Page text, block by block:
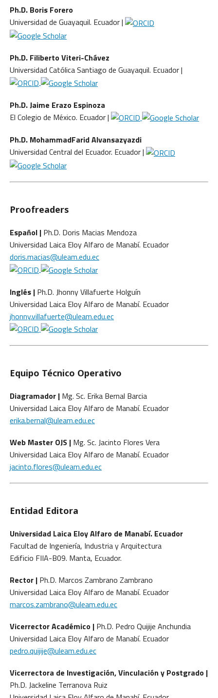
Ph.D. Boris Forero
Universidad de Guayaquil. Ecuador |
Ph.D. Filiberto Viteri-Chávez
Universidad Católica Santiago de Guayaquil. Ecuador |
Ph.D. Jaime Erazo Espinoza
El Colegio de México. Ecuador |
Ph.D. MohammadFarid Alvansazyazdi
Universidad Central del Ecuador. Ecuador |
Proofreaders
Español | Ph.D. Doris Macias Mendoza
Universidad Laica Eloy Alfaro de Manabí. Ecuador
doris.macias@uleam.edu.ec
Inglés | Ph.D. Jhonny Villafuerte Holguín
Universidad Laica Eloy Alfaro de Manabí. Ecuador
jhonny.villafuerte@uleam.edu.ec
Equipo Técnico Operativo
Diagramador | Mg. Sc. Erika Bernal Barcia
Universidad Laica Eloy Alfaro de Manabí. Ecuador
erika.bernal@uleam.edu.ec
Web Master OJS | Mg. Sc. Jacinto Flores Vera
Universidad Laica Eloy Alfaro de Manabí. Ecuador
jacinto.flores@uleam.edu.ec
Entidad Editora
Universidad Laica Eloy Alfaro de Manabí. Ecuador
Facultad de Ingeniería, Industria y Arquitectura
Edificio FIIA-B09. Manta, Ecuador.
Rector | Ph.D. Marcos Zambrano Zambrano
Universidad Laica Eloy Alfaro de Manabí. Ecuador
marcos.zambrano@uleam.edu.ec
Vicerrector Académico | Ph.D. Pedro Quijije Anchundia
Universidad Laica Eloy Alfaro de Manabí. Ecuador
pedro.quijije@uleam.edu.ec
Vicerrectora de Investigación, Vinculación y Postgrado |
Ph.D. Jackeline Terranova Ruiz